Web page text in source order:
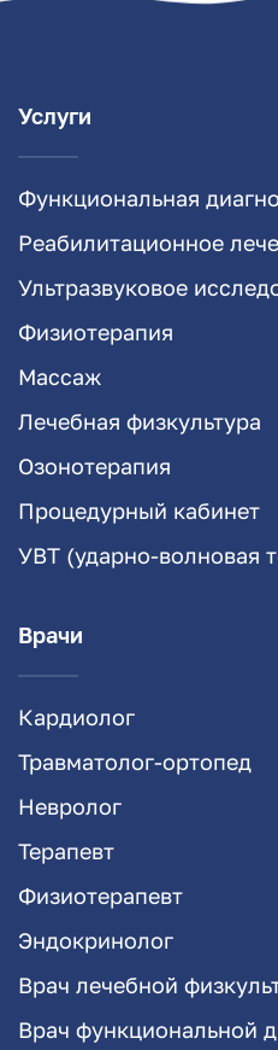
Услуги
Функциональная
Реабилитационное
Ультразвуковое
Физиотерапия
Массаж
Лечебная физкультура
Озонотерапия
Процедурный кабинет
УВТ (ударно-волновая
Врачи
Кардиолог
Травматолог-ортопед
Невролог
Терапевт
Физиотерапевт
Эндокринолог
Врач лечебной
Врач функциональной